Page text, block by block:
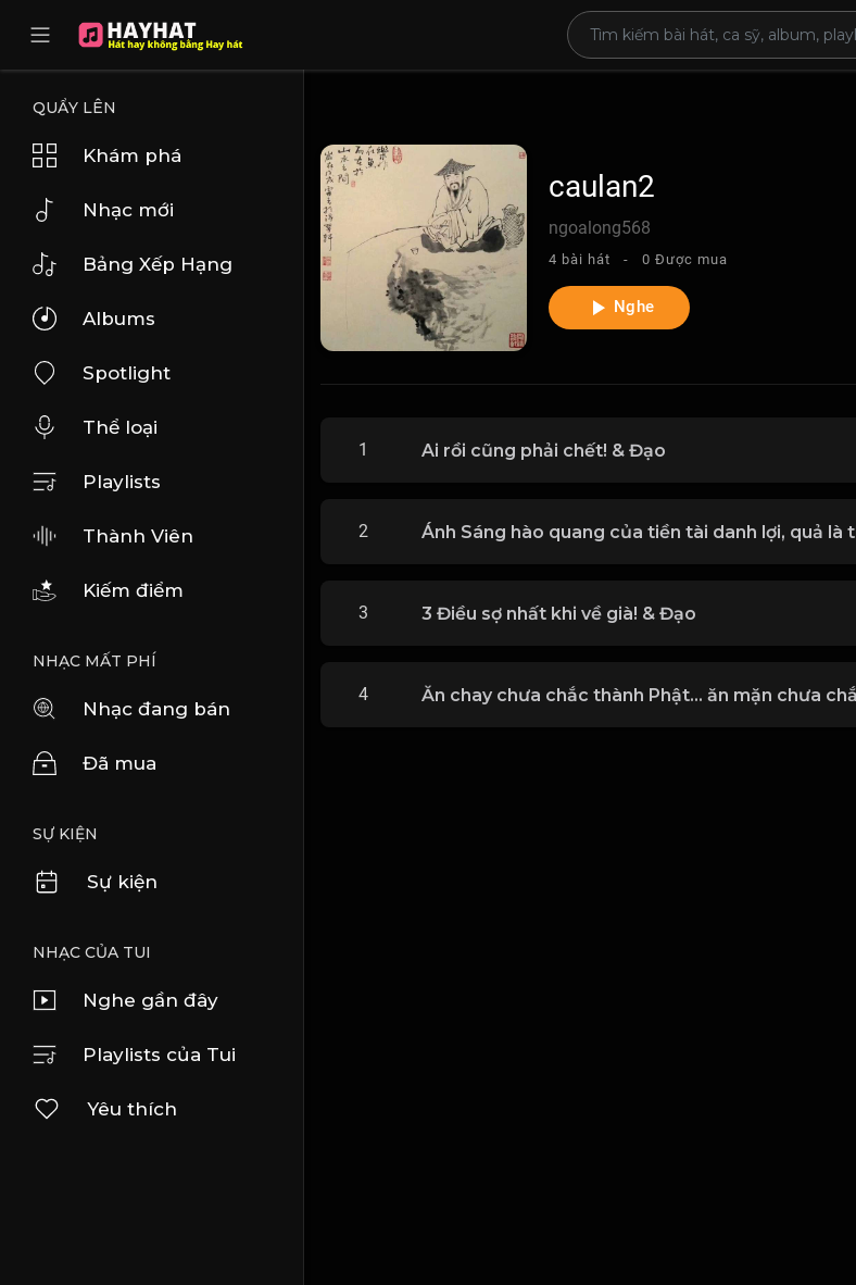
QUẨY LÊN
Khám phá
Nhạc mới
Bảng Xếp Hạng
Albums
Spotlight
Thể loại
Playlists
Thành Viên
Kiếm điểm
NHẠC MẤT PHÍ
Nhạc đang bán
Đã mua
SỰ KIỆN
Sự kiện
NHẠC CỦA TUI
Nghe gần đây
Playlists của Tui
Yêu thích
caulan2
ngoalong568
4 bài hát - 0 Được mua
Nghe
1 Ai rồi cũng phải chết! & Đạo
2
3 3 Điều sợ nhất khi về già! & Đạo
4